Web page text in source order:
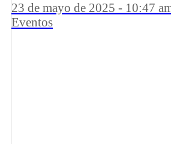
23 de mayo de 2025 - 10:47
Eventos